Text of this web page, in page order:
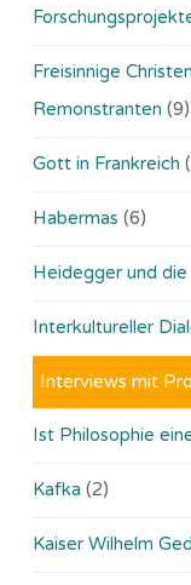
Freisinnige
Remonstranten (9)
Gott in Frankreich
Habermas (6)
Heidegger und die
Interkultureller
Interviews mit
Ist Philosophie
Kafka (2)
Kaiser Wilhelm